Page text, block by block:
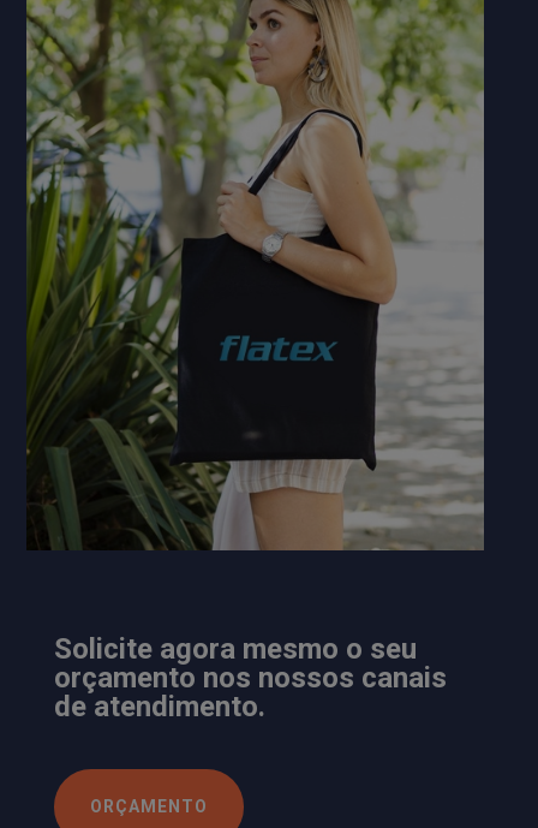
Solicite agora mesmo o seu
orçamento nos nossos canais
de atendimento.
ORÇAMENTO